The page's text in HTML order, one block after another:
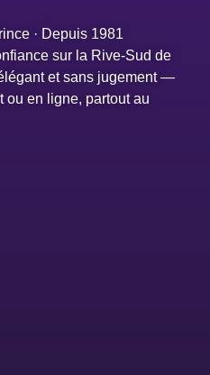
· Depuis 1981
sur la Rive-Sud de
et sans jugement —
ou en ligne, partout au